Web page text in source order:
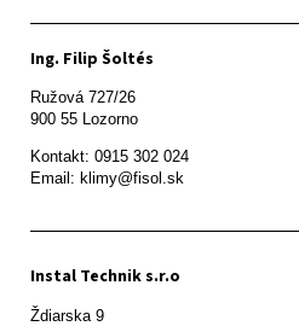
Ing. Filip Šoltés
Ružová 727/26
900 55 Lozorno
Kontakt: 0915 302 024
Email: klimy@fisol.sk
Instal Technik s.r.o
Ždiarska 9